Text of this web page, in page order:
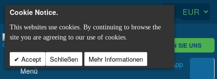
KONTAKTIEREN SIE UNS
Menü
Cookie Notice.
This websites use cookies. By continuing to browse the
site you are agreeing to our use of cookies.
Accept Schließen Mehr Informationen